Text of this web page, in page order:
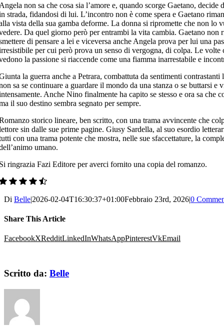
non sa che cosa sia l’amore e, quando scorge Gaetano, decide
strada, fidandosi di lui. L’incontro non è come spera e Gaetano
vista della sua gamba deforme. La donna si ripromette che non lo
Da quel giorno però per entrambi la vita cambia. Gaetano non
di pensare a lei e viceversa anche Angela prova per lui una
per cui però prova un senso di vergogna, di colpa. Le volte
la passione si riaccende come una fiamma inarrestabile e
la guerra anche a Petrara, combattuta da sentimenti contrastanti
sa se continuare a guardare il mondo da una stanza o se buttarsi e
Anche Nino finalmente ha capito se stesso e ora sa che
il suo destino sembra segnato per sempre.
storico lineare, ben scritto, con una trama avvincente che
sin dalle sue prime pagine. Giusy Sardella, al suo esordio
con una trama potente che mostra, nelle sue sfaccettature, la
umano.
ringrazia Fazi Editore per averci fornito una copia del romanzo.
Di Belle|2026-02-04T16:30:37+01:00Febbraio 23rd, 2026|0
Share This Article
FacebookXRedditLinkedInWhatsAppPinterestVkEmail
Scritto da: Belle